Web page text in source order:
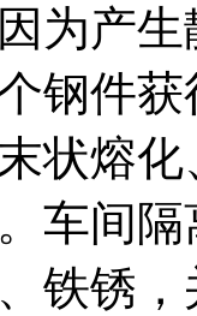
为产
钢件
状熔
车间
铁锈